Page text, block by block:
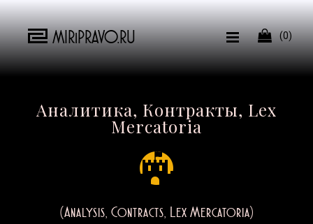
MIRiPRAVO.RU  (0)
Аналитика, Контракты, Lex
Mercatoria
(Analysis, Contracts, Lex Mercatoria)